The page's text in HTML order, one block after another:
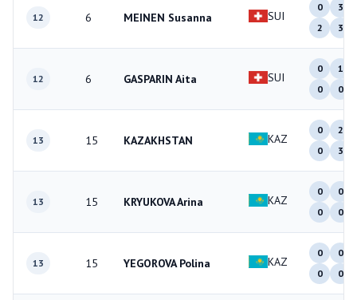
12 6 MEINEN Susanna SUI
0
3
2
3
12 6 GASPARIN Aita SUI
0
1
0
0
13 15 KAZAKHSTAN KAZ
0
2
0
3
13 15 KRYUKOVA Arina KAZ
0
0
0
0
13 15 YEGOROVA Polina KAZ
0
0
0
0